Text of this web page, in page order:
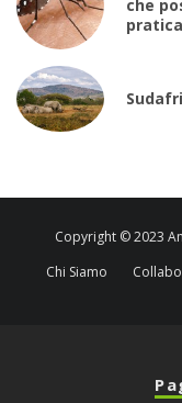
che
Copyright © 2023
Chi Siamo